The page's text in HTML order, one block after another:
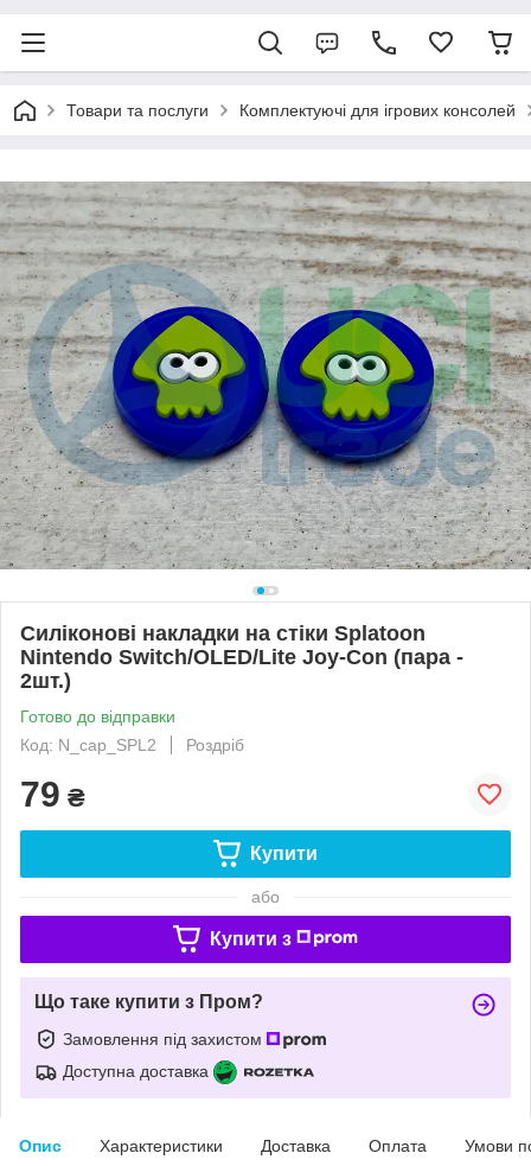
Товари та послуги Комплектуючі для ігрових консолей
Силіконові накладки на стіки Splatoon
Nintendo Switch/OLED/Lite Joy-Con (пара -
2шт.)
Готово до відправки
Код: N_cap_SPL2
Роздріб
79 ₴
Купити
або
Купити з
Що таке купити з Пром?
Замовлення під захистом
Доступна доставка
Опис Характеристики Доставка Оплата Умови